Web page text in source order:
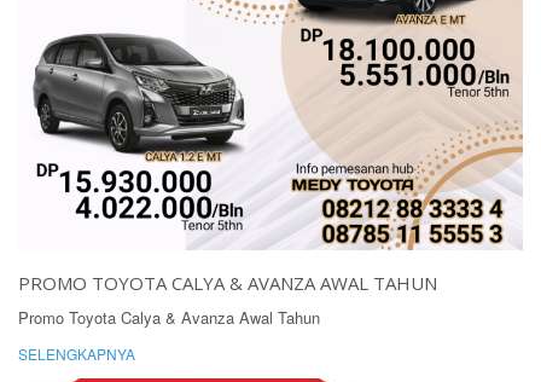
PROMO TOYOTA CALYA & AVANZA AWAL TAHUN
Promo Toyota Calya & Avanza Awal Tahun
SELENGKAPNYA